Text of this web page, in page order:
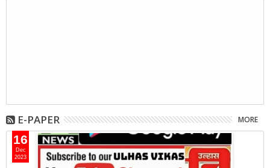
E-PAPER MORE
16
Dec
2023